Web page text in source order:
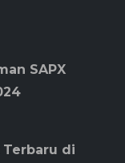
SAPX
Terbaru di